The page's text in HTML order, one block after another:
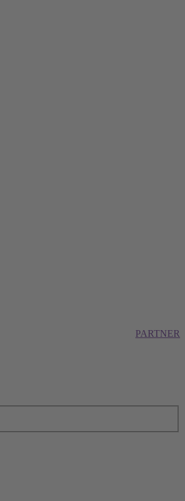
PARTNER